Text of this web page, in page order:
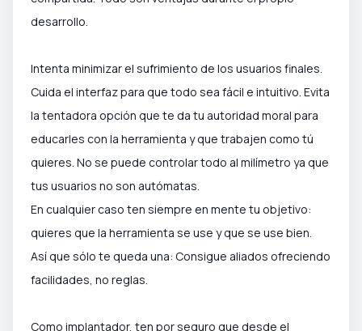
desarrollo.
Intenta minimizar el sufrimiento de los usuarios finales.
Cuida el interfaz para que todo sea fácil e intuitivo. Evita
la tentadora opción que te da tu autoridad moral para
educarles con la herramienta y que trabajen como tú
quieres. No se puede controlar todo al milímetro ya que
tus usuarios no son autómatas.
En cualquier caso ten siempre en mente tu objetivo:
quieres que la herramienta se use y que se use bien.
Así que sólo te queda una: Consigue aliados ofreciendo
facilidades, no reglas.
Como implantador, ten por seguro que desde el